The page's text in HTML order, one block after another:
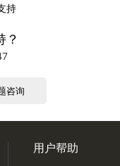
持
？
咨询
用户帮助